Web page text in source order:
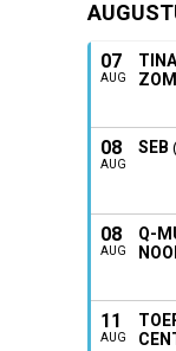
07
AUG
08
AUG
SEB
08
AUG
Q-
11
AUG